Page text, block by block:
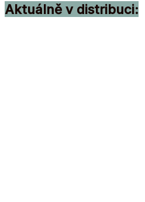
Aktuálně v distribuci: